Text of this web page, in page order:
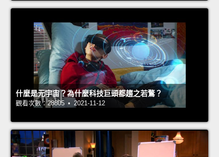
什麼是元宇宙？為什麼科技巨頭都趨之若鶩？
觀看次數：28805 • 2021-11-12